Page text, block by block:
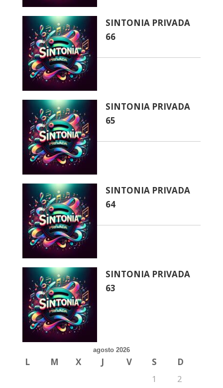
SINTONIA PRIVADA
66
SINTONIA PRIVADA
65
SINTONIA PRIVADA
64
SINTONIA PRIVADA
63
agosto 2026
L M X J V S
D
1
2